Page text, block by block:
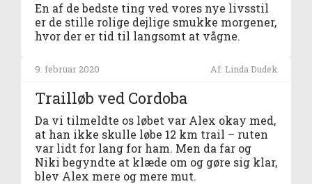
En af de bedste ting ved vores nye livsstil
er de stille rolige dejlige smukke morgener,
hvor der er tid til langsomt at vågne.
9. februar 2020 Af: Linda Dudek
Trailløb ved Cordoba
Da vi tilmeldte os løbet var Alex okay med,
at han ikke skulle løbe 12 km trail – ruten
var lidt for lang for ham. Men da far og
Niki begyndte at klæde om og gøre sig klar,
blev Alex mere og mere mut.